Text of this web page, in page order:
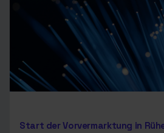
Start der Vorvermarktung in